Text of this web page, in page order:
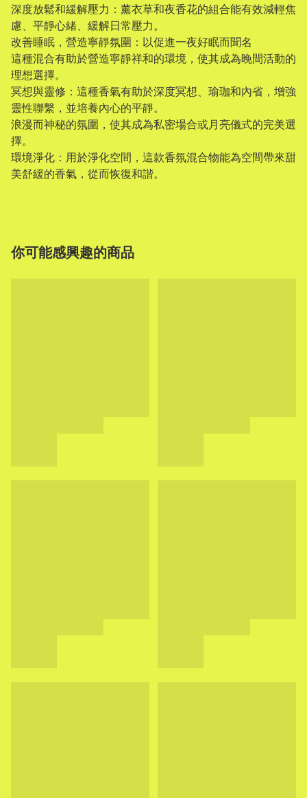
深度放鬆和緩解壓力：薰衣草和夜香花的組合能有效減輕焦
慮、平靜心緒、緩解日常壓力。
改善睡眠，營造寧靜氛圍：以促進一夜好眠而聞名
這種混合有助於營造寧靜祥和的環境，使其成為晚間活動的
理想選擇。
冥想與靈修：這種香氣有助於深度冥想、瑜珈和內省，增強
靈性聯繫，並培養內心的平靜。
浪漫而神秘的氛圍，使其成為私密場合或月亮儀式的完美選
擇。
環境淨化：用於淨化空間，這款香氛混合物能為空間帶來甜
美舒緩的香氣，從而恢復和諧。
你可能感興趣的商品